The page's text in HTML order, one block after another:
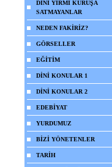
DİNİ YİRMİ KURUŞA
SATMAYANLAR
NEDEN FAKİRİZ?
GÖRSELLER
EĞİTİM
DİNİ KONULAR 1
DİNİ KONULAR 2
EDEBİYAT
YURDUMUZ
BİZİ YÖNETENLER
TARİH